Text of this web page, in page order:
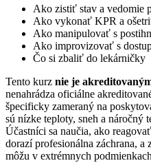
Ako zistiť stav a vedomie
Ako vykonať KPR a
Ako manipulovať s
Ako improvizovať s
Čo si zbaliť do lekárničky
Tento kurz nie je
nenahrádza oficiálne
špecificky zameraný na
sú nízke teploty, sneh a náročný
Účastníci sa naučia, ako
dorazí profesionálna záchrana,
môžu v extrémnych